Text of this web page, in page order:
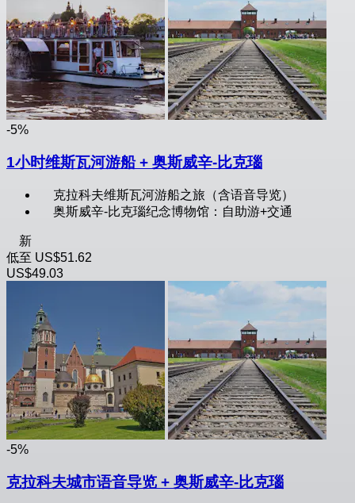
-5%
1小时维斯瓦河游船 + 奥斯威辛-比克瑙
克拉科夫维斯瓦河游船之旅（含语音导览）
奥斯威辛-比克瑙纪念博物馆：自助游+交通
新
低至 US$51.62
US$49.03
-5%
克拉科夫城市语音导览 + 奥斯威辛-比克瑙